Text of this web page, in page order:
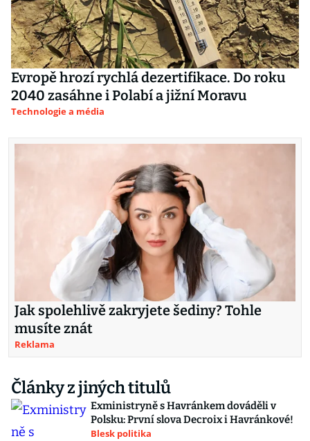
Evropě hrozí rychlá dezertifikace. Do roku
2040 zasáhne i Polabí a jižní Moravu
Technologie a média
Jak spolehlivě zakryjete šediny? Tohle
musíte znát
Reklama
Články z jiných titulů
Exministryně s Havránkem dováděli v
Polsku: První slova Decroix i Havránkové!
Blesk politika